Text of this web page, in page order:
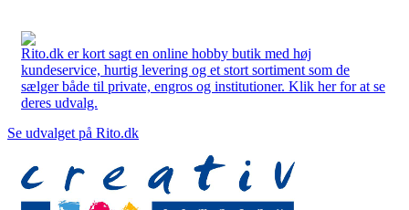
Rito.dk er kort sagt en online hobby butik med høj
kundeservice, hurtig levering og et stort sortiment som de
sælger både til private, engros og institutioner. Klik her for at se
deres udvalg.
Se udvalget på Rito.dk